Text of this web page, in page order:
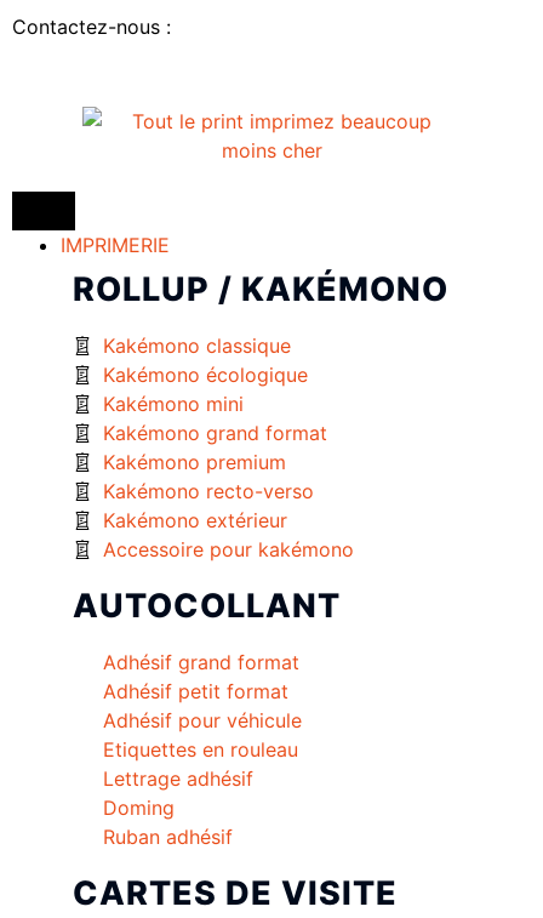
Contactez-nous :
IMPRIMERIE
ROLLUP / KAKÉMONO
Kakémono classique
Kakémono écologique
Kakémono mini
Kakémono grand format
Kakémono premium
Kakémono recto-verso
Kakémono extérieur
Accessoire pour kakémono
AUTOCOLLANT
Adhésif grand format
Adhésif petit format
Adhésif pour véhicule
Etiquettes en rouleau
Lettrage adhésif
Doming
Ruban adhésif
CARTES DE VISITE